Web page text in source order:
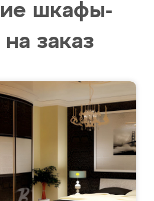
шкафы-
заказ